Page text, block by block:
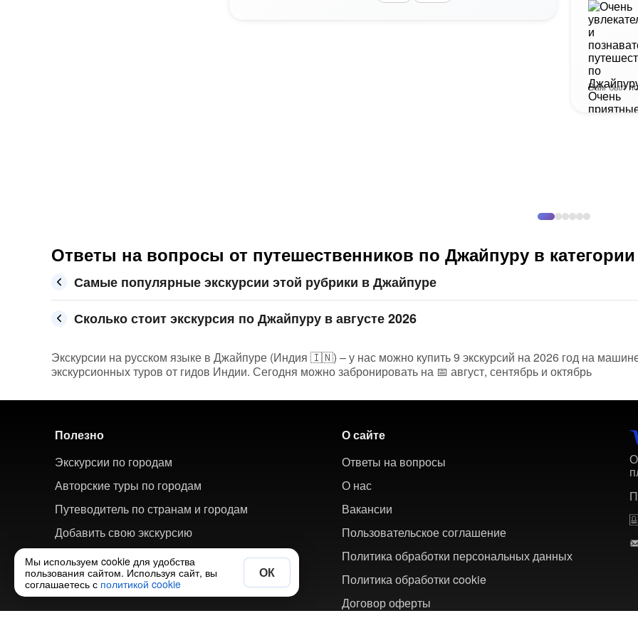
Вам был
Ответы на вопросы от путешественников по Джайпуру в
Самые популярные экскурсии этой рубрики в Джайпуре
Сколько стоит экскурсия по Джайпуру в августе 2026
Экскурсии на русском языке в Джайпуре (Индия 🇮🇳) – у нас можно купить 9 экскурсий на 2026 год на
экскурсионных туров от гидов Индии. Сегодня можно забронировать на 📅 август, сентябрь и октябрь
Полезно
Экскурсии по городам
Авторские туры по городам
Путеводитель по странам и городам
Добавить свою экскурсию
О сайте
Ответы на вопросы
О нас
Вакансии
Пользовательское соглашение
Политика обработки персональных данных
Политика обработки cookie
Договор оферты
Мы используем cookie для удобства
пользования сайтом. Используя сайт, вы
соглашаетесь с политикой cookie
ОК